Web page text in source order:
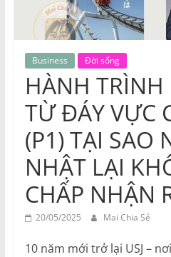
Business Đời sống
HÀNH
TỪ ĐÁY VỰC
(P1) TẠI SAO
NHẬT LẠI
CHẤP NHẬN
20/05/2025 Mai Chia Sẻ
10 năm mới trở lại USJ –